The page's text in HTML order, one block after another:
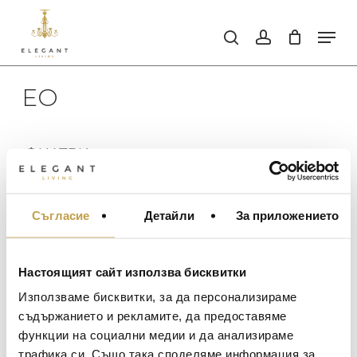
Съгласие Детайли За приложението
Настоящият сайт използва бисквитки
Използваме бисквитки, за да персонализираме
съдържанието и рекламите, да предоставяме
функции на социални медии и да анализираме
трафика си. Също така споделяме информация за
content
searchaccount
EO
ФИЛТРИ
В наличност
Изчерпан, с опция за поръчка
ЦЕНА
Не бяха намерени продукти,
отговарящи на критериите Ви.
МЕБЕЛИ ЗА ДОМА И
ЗА МАСАТА
ТЕКСТИЛ ЗА ДОМА
BACCARAT
TOM DIXON
Close